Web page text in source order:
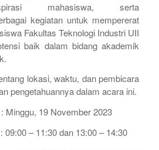
mahasiswa, serta
kegiatan untuk mempererat
Fakultas Teknologi Industri UII
baik dalam bidang akademik
lokasi, waktu, dan pembicara
pengetahuannya dalam acara ini.
: Minggu, 19 November 2023
: 09:00 – 11:30 dan 13:00 – 14:30